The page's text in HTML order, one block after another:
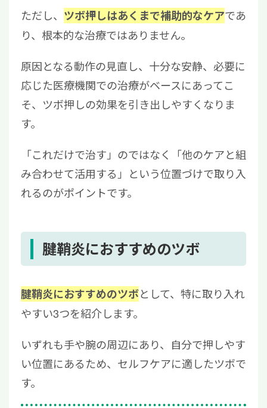
ただし、 ツボ押しはあくまで補助的なケアであ
り、根本的な治療ではありません。
原因となる動作の見直し、十分な安静、必要に
応じた医療機関での治療がベースにあってこ
そ、ツボ押しの効果を引き出しやすくなりま
す。
「これだけで治す」のではなく「他のケアと組
み合わせて活用する」という位置づけで取り入
れるのがポイントです。
腱鞘炎におすすめのツボ
腱鞘炎におすすめのツボとして、特に取り入れ
やすい3つを紹介します。
いずれも手や腕の周辺にあり、自分で押しやす
い位置にあるため、セルフケアに適したツボで
す。